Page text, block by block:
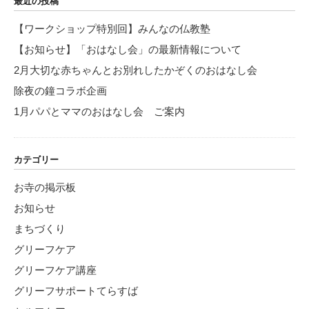
【ワークショップ特別回】みんなの仏教塾
【お知らせ】「おはなし会」の最新情報について
2月大切な赤ちゃんとお別れしたかぞくのおはなし会
除夜の鐘コラボ企画
1月パパとママのおはなし会 ご案内
カテゴリー
お寺の掲示板
お知らせ
まちづくり
グリーフケア
グリーフケア講座
グリーフサポートてらすば